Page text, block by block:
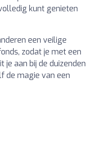
kunt genieten
een veilige
zodat je met een
je aan bij de duizenden
de magie van een